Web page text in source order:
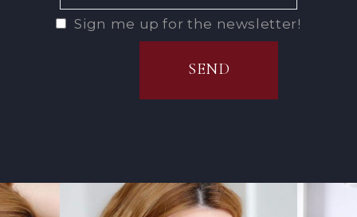
Sign me up for the newsletter!